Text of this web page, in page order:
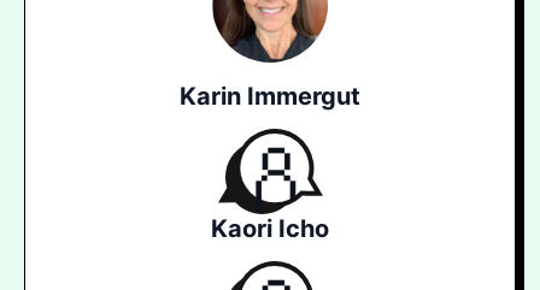
Karin Immergut
Kaori Icho